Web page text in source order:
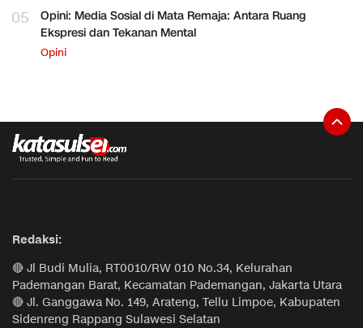
05
Opini: Media Sosial di Mata Remaja: Antara Ruang
Ekspresi dan Tekanan Mental
Opini
Redaksi:
🔴 Jl Budi Mulia, RT0010/RW 010 No.34, Kelurahan
Pademangan Barat, Kecamatan Pademangan, Jakarta Utara
🔴 Jl. Ganggawa No. 149, Arateng, Tellu Limpoe, Kabupaten
Sidenreng Rappang Sulawesi Selatan